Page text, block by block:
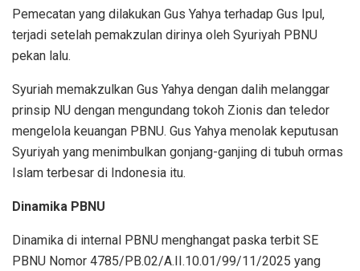
Pemecatan yang dilakukan Gus Yahya terhadap Gus Ipul,
terjadi setelah pemakzulan dirinya oleh Syuriyah PBNU
pekan lalu.
Syuriah memakzulkan Gus Yahya dengan dalih melanggar
prinsip NU dengan mengundang tokoh Zionis dan teledor
mengelola keuangan PBNU. Gus Yahya menolak keputusan
Syuriyah yang menimbulkan gonjang-ganjing di tubuh ormas
Islam terbesar di Indonesia itu.
Dinamika PBNU
Dinamika di internal PBNU menghangat paska terbit SE
PBNU Nomor 4785/PB.02/A.II.10.01/99/11/2025 yang